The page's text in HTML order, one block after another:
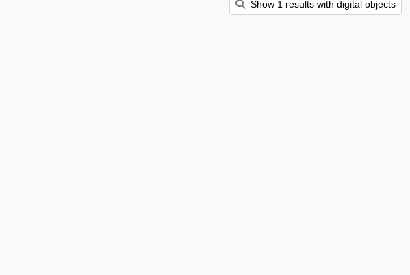
Show 1 results with digital objects